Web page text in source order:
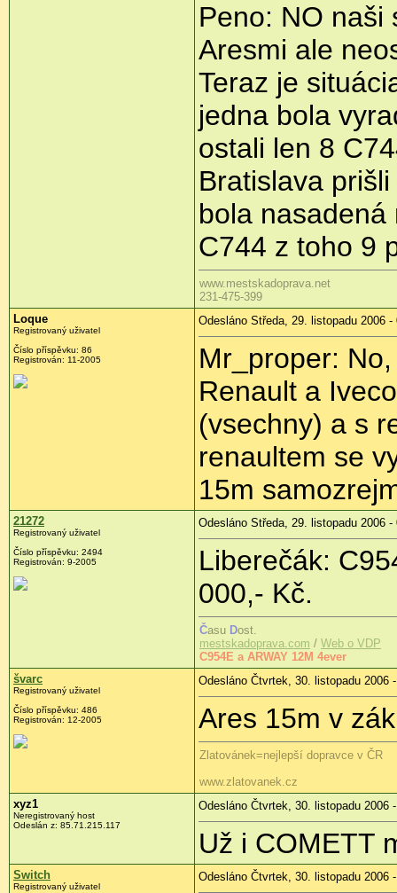
Peno: NO naši
Aresmi ale
Teraz je
jedna bola
ostali len 8
Bratislava
bola
C744 z toho 9
www.mestskadoprava.net
231-475-399
Loque
Registrovaný uživatel
Číslo příspěvku: 86
Registrován: 11-2005
Odesláno Středa, 29. listopadu 2006 -
Mr_proper:
Renault a
(vsechny) a s
renaultem se
15m
21272
Registrovaný uživatel
Číslo příspěvku: 2494
Registrován: 9-2005
Odesláno Středa, 29. listopadu 2006 -
Liberečák:
000,- Kč.
Času Dost.
mestskadoprava.com / Web o VDP
C954E a ARWAY 12M 4ever
švarc
Registrovaný uživatel
Číslo příspěvku: 486
Registrován: 12-2005
Odesláno Čtvrtek, 30. listopadu 2006
Ares 15m v
Zlatovánek=nejlepší dopravce v ČR
www.zlatovanek.cz
xyz1
Neregistrovaný host
Odeslán z: 85.71.215.117
Odesláno Čtvrtek, 30. listopadu 2006
Už i COMETT
Switch
Registrovaný uživatel
Odesláno Čtvrtek, 30. listopadu 2006